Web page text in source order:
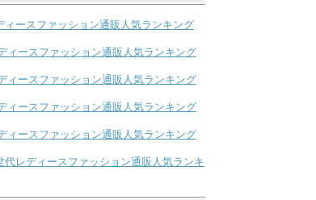
ィースファッション通販人気ランキング
ィースファッション通販人気ランキング
ィースファッション通販人気ランキング
ィースファッション通販人気ランキング
ィースファッション通販人気ランキング
代レディースファッション通販人気ランキ